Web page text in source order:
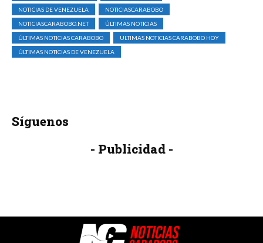
NOTICIAS DE VENEZUELA
NOTICIASCARABOBO
NOTICIASCARABOBO.NET
ÚLTIMAS NOTICIAS
ÚLTIMAS NOTICIAS CARABOBO
ULTIMAS NOTICIAS CARABOBO HOY
ÚLTIMAS NOTICIAS DE VENEZUELA
Síguenos
- Publicidad -